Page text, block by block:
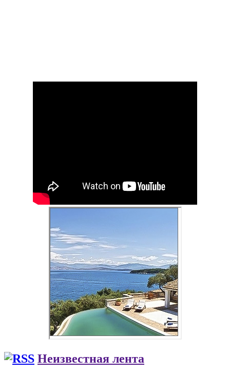
Неизвестная лента